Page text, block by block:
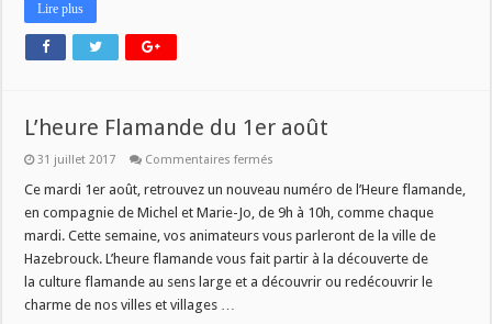
Lire plus
L’heure Flamande du 1er août
31 juillet 2017 Commentaires fermés
Flamande
1er
août
Ce mardi 1er août, retrouvez un nouveau numéro de l’Heure flamande,
en compagnie de Michel et Marie-Jo, de 9h à 10h, comme chaque
mardi. Cette semaine, vos animateurs vous parleront de la ville de
Hazebrouck. L’heure flamande vous fait partir à la découverte de
la culture flamande au sens large et a découvrir ou redécouvrir le
charme de nos villes et villages …